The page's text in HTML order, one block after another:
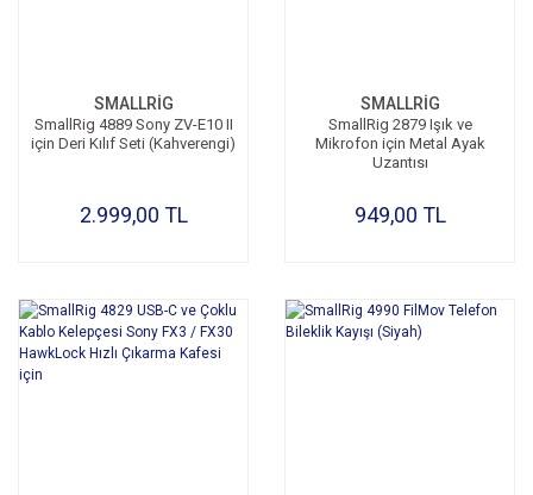
SMALLRİG
SmallRig 4889 Sony ZV-E10 II
için Deri Kılıf Seti (Kahverengi)
2.999,00 TL
SMALLRİG
SmallRig 2879 Işık ve
Mikrofon için Metal Ayak
Uzantısı
949,00 TL